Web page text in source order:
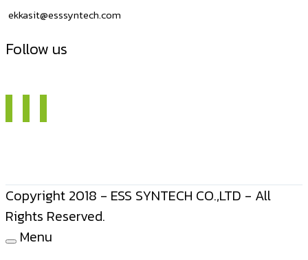
ekkasit@esssyntech.com
Follow us
Copyright 2018 - ESS SYNTECH CO.,LTD - All
Rights Reserved.
Menu